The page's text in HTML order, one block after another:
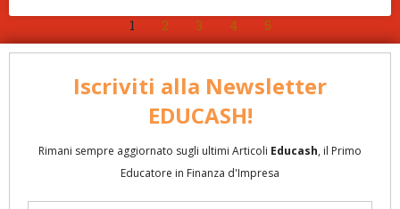
1 2 3 4 5